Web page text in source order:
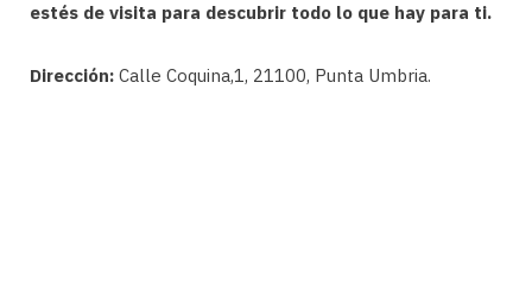
estés de visita para descubrir todo lo que hay para ti.
Dirección: Calle Coquina,1, 21100, Punta Umbria.